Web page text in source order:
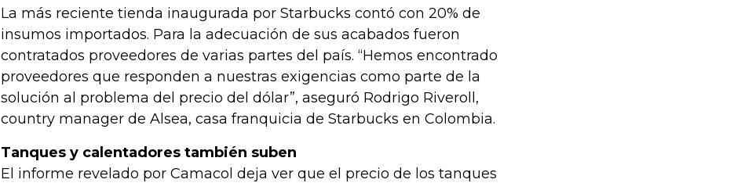
La más reciente tienda inaugurada por Starbucks contó con 20% de
insumos importados. Para la adecuación de sus acabados fueron
contratados proveedores de varias partes del país. “Hemos encontrado
proveedores que responden a nuestras exigencias como parte de la
solución al problema del precio del dólar”, aseguró Rodrigo Riveroll,
country manager de Alsea, casa franquicia de Starbucks en Colombia.
Tanques y calentadores también suben
El informe revelado por Camacol deja ver que el precio de los tanques